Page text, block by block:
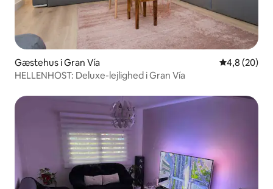
Gæstehus i Gran Vía 4,8 ud af 5 i
4,8 (20)
HELLENHOST: Deluxe-lejlighed i Gran Vía